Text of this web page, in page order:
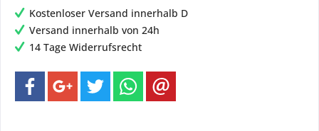
Kostenloser Versand innerhalb D
Versand innerhalb von 24h
14 Tage Widerrufsrecht